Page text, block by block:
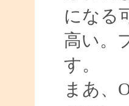
になる
高い。
す。
まあ、